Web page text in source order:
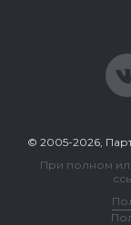
© 2005-2026,
При полном